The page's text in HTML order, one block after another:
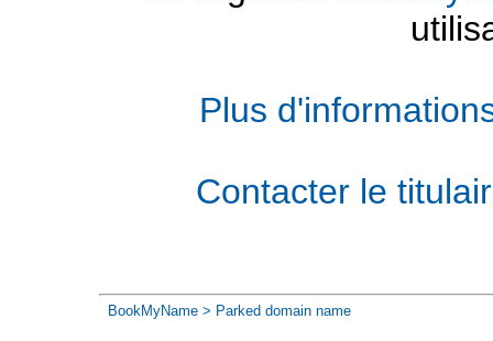
Plus
Contacter le
BookMyName > Parked domain name